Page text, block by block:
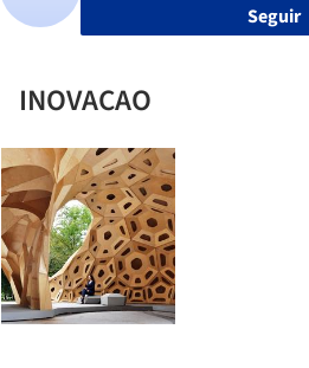
Seguir
INOVACAO